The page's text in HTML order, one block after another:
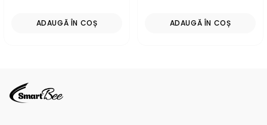
ADAUGĂ ÎN COȘ ADAUGĂ ÎN COȘ